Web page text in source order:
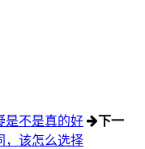
是不是真的好
下一
，该怎么选择